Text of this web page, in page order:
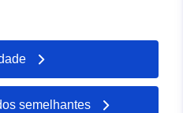
semelhantes